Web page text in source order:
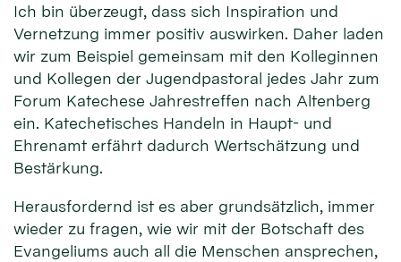
Ich bin überzeugt, dass sich Inspiration und
Vernetzung immer positiv auswirken. Daher laden
wir zum Beispiel gemeinsam mit den Kolleginnen
und Kollegen der Jugendpastoral jedes Jahr zum
Forum Katechese Jahrestreffen nach Altenberg
ein. Katechetisches Handeln in Haupt- und
Ehrenamt erfährt dadurch Wertschätzung und
Bestärkung.
Herausfordernd ist es aber grundsätzlich, immer
wieder zu fragen, wie wir mit der Botschaft des
Evangeliums auch all die Menschen ansprechen,